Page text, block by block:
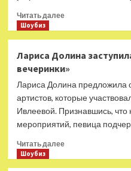
Читать далееПрочитать
Брежнева
нашла,
кого
после
развода
с
Шоубиз
Лариса Долина
вечеринки»
Лариса Долина предложила
артистов, которые
Ивлеевой. Признавшись, что
мероприятий, певица
Читать далееПрочитать
Шоубиз